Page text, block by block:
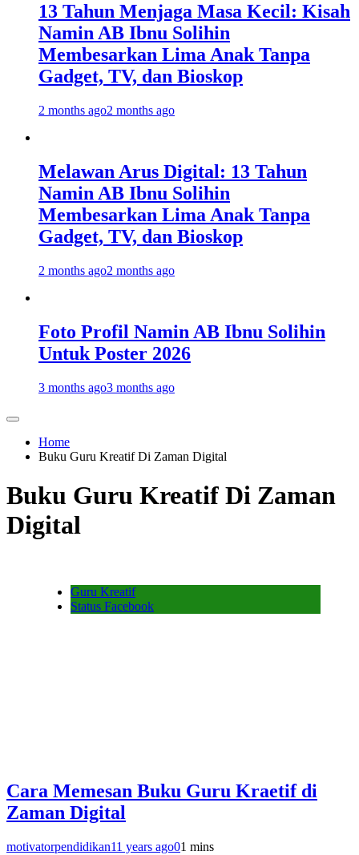
13 Tahun Menjaga Masa Kecil: Kisah
Namin AB Ibnu Solihin
Membesarkan Lima Anak Tanpa
Gadget, TV, dan Bioskop
2 months ago2 months ago
Melawan Arus Digital: 13 Tahun
Namin AB Ibnu Solihin
Membesarkan Lima Anak Tanpa
Gadget, TV, dan Bioskop
2 months ago2 months ago
Foto Profil Namin AB Ibnu Solihin
Untuk Poster 2026
3 months ago3 months ago
Home
Buku Guru Kreatif Di Zaman Digital
Buku Guru Kreatif Di Zaman
Digital
Guru Kreatif
Status Facebook
Cara Memesan Buku Guru Kraetif di
Zaman Digital
motivatorpendidikan11 years ago01 mins